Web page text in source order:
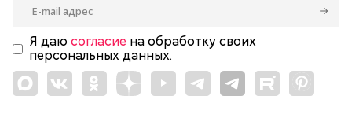
Я даю согласие на обработку своих
персональных данных.